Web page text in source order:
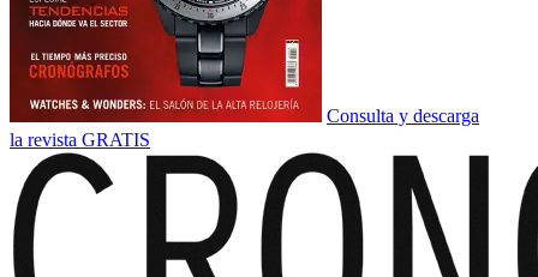
Consulta y descarga
la revista GRATIS